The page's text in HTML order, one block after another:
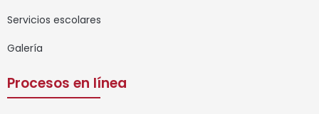
Servicios escolares
Galería
Procesos en línea